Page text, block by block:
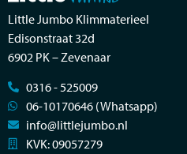
Little Jumbo Klimmaterieel
Edisonstraat 32d
6902 PK – Zevenaar
0316 - 525009
06-10170646 (Whatsapp)
info@littlejumbo.nl
KVK: 09057279